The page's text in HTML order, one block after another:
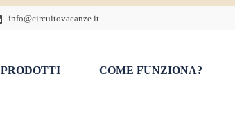
info@circuitovacanze.it
PRODOTTI COME FUNZIONA?